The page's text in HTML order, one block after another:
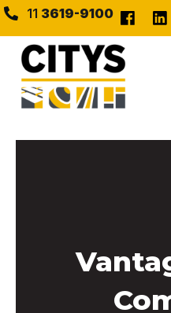
11 3619-9100